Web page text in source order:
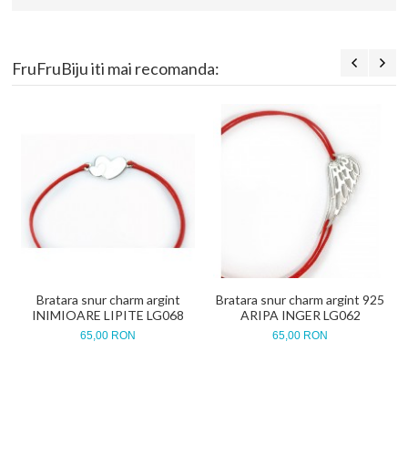
FruFruBiju iti mai recomanda:
Bratara snur charm argint
INIMIOARE LIPITE LG068
65,00 RON
Bratara snur charm argint 925
ARIPA INGER LG062
65,00 RON